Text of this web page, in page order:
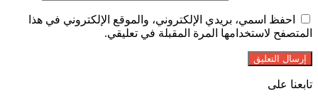
احفظ اسمي، بريدي الإلكتروني، والموقع الإلكتروني في هذا
المتصفح لاستخدامها المرة المقبلة في تعليقي.
تابعنا على